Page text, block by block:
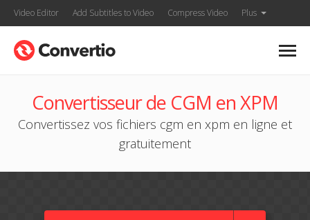
Video Editor Add Subtitles to Video Compress Video Plus
Convertisseur de CGM en XPM
Convertissez vos fichiers cgm en xpm en ligne et
gratuitement